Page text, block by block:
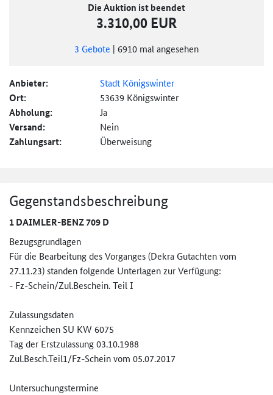
Die Auktion ist beendet
3.310,00 EUR
3 Gebote | 6910 mal angesehen
Anbieter: Stadt Königswinter
Ort: 53639 Königswinter
Abholung: Ja
Versand: Nein
Zahlungsart: Überweisung
Gegenstandsbeschreibung
1 DAIMLER-BENZ 709 D
Bezugsgrundlagen
Für die Bearbeitung des Vorganges (Dekra Gutachten vom
27.11.23) standen folgende Unterlagen zur Verfügung:
- Fz-Schein/Zul.Beschein. Teil I
Zulassungsdaten
Kennzeichen SU KW 6075
Tag der Erstzulassung 03.10.1988
Zul.Besch.Teil1/Fz-Schein vom 05.07.2017
Untersuchungstermine